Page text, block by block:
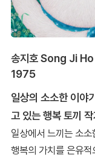
송지호 Song Ji Ho
1975
일상의 소소한 이야
고 있는 행복 토끼
일상에서 느끼는 소
행복의 가치를 은유